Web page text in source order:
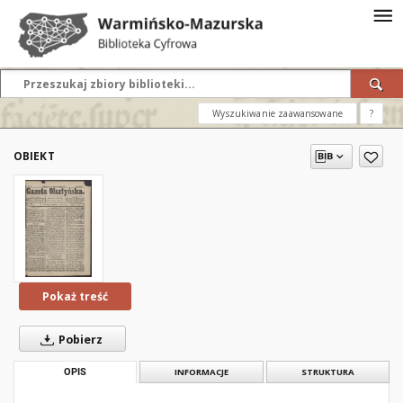
Wyszukiwanie zaawansowane ?
OBIEKT
Pokaż treść
Pobierz
OPIS INFORMACJE STRUKTURA